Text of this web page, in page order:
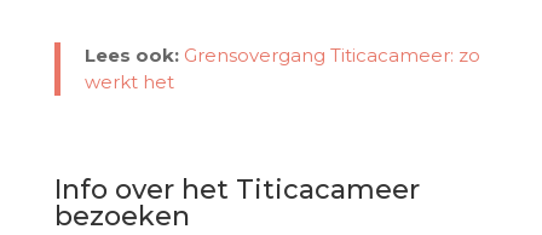
Lees ook: Grensovergang Titicacameer: zo
werkt het
Info over het Titicacameer
bezoeken